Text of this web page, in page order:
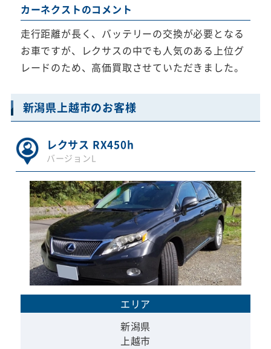
カーネクストのコメント
走行距離が長く、バッテリーの交換が必要となる
お車ですが、レクサスの中でも人気のある上位グ
レードのため、高価買取させていただきました。
新潟県上越市のお客様
レクサス RX450h
バージョンL
エリア
新潟県
上越市